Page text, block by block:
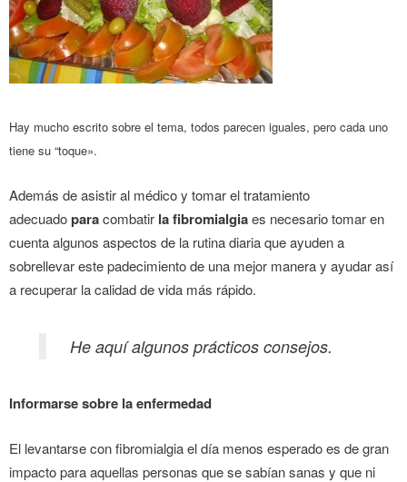
Hay mucho escrito sobre el tema, todos parecen iguales, pero cada uno
tiene su “toque».
Además de asistir al médico y tomar el tratamiento
adecuadoparacombatir la fibromialgiaes necesario tomar en
cuenta algunos aspectos de la rutina diaria que ayuden a
sobrellevar este padecimiento de una mejor manera y ayudar así
a recuperar la calidad de vida más rápido.
He aquí algunos prácticos consejos.
Informarse sobre la enfermedad
El levantarse con fibromialgia el día menos esperado es de gran
impacto para aquellas personas que se sabían sanas y que ni